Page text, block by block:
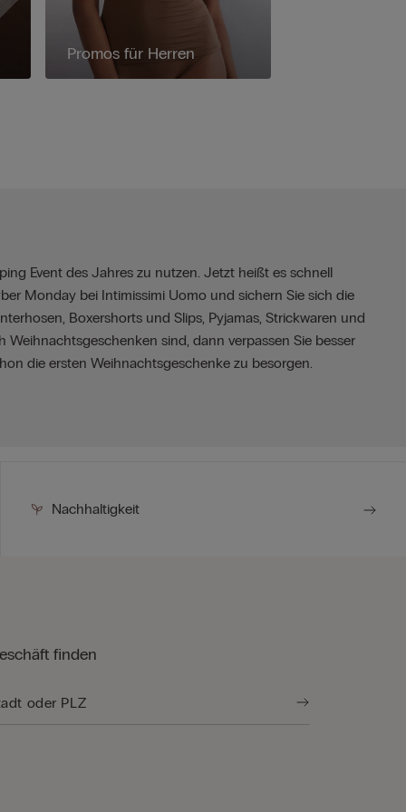
Event des Jahres zu nutzen. Jetzt heißt es schnell
Monday bei Intimissimi Uomo und sichern Sie sich die
Boxershorts und Slips, Pyjamas, Strickwaren und
sind, dann verpassen Sie besser
die ersten Weihnachtsgeschenke zu besorgen.
Promos für Herren
Nachhaltigkeit
finden